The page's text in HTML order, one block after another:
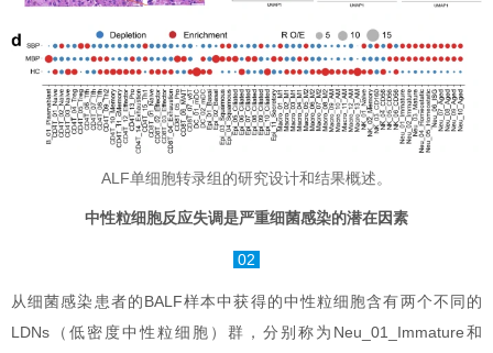
ALF单细胞转录组的研究设计和结果概述。
中性粒细胞反应失调是严重细菌感染的潜在因素
02
从细菌感染患者的BALF样本中获得的中性粒细胞含有两个不同的
LDNs（低密度中性粒细胞）群，分别称为Neu_01_Immature和